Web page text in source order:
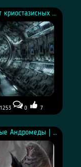
Концепт криостазисных капсул на ковчеге Гиперион
1253 0 7
ковчеге Гиперион
Животные Андромеды | Паукогусеница ?